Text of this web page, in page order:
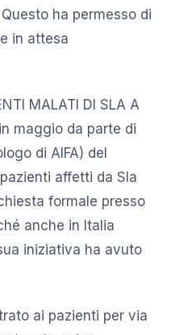
ha permesso di
in attesa
MALATI DI SLA A
maggio da parte di
di AIFA) del
affetti da Sla
formale presso
anche in Italia
iniziativa ha avuto
ai pazienti per via